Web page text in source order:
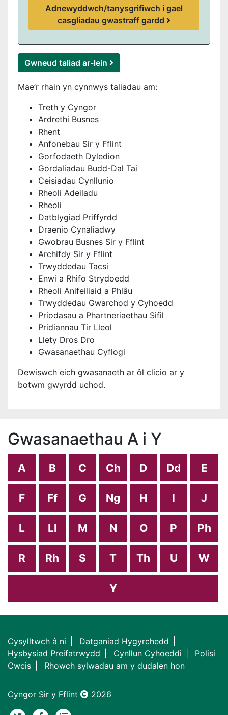
Adnewyddwch/tanysgrifiwch i gael
casgliadau gwastraff gardd
Gwneud taliad ar-lein
Mae’r rhain yn cynnwys taliadau am:
Treth y Cyngor
Ardrethi Busnes
Rhent
Anfonebau Sir y Fflint
Gorfodaeth Dyledion
Gordaliadau Budd-Dal Tai
Ceisiadau Cynllunio
Rheoli Adeiladu
Rheoli
Datblygiad Priffyrdd
Draenio Cynaliadwy
Gwobrau Busnes Sir y Fflint
Archifdy Sir y Fflint
Trwyddedau Tacsi
Enwi a Rhifo Strydoedd
Rheoli Anifeiliaid a Phlâu
Trwyddedau Gwarchod y Cyhoedd
Priodasau a Phartneriaethau Sifil
Pridiannau Tir Lleol
Llety Dros Dro
Gwasanaethau Cyflogi
Dewiswch eich gwasanaeth ar ôl clicio ar y
botwm gwyrdd uchod.
Gwasanaethau A i Y
A B C Ch D Dd E
F Ff G Ng H I J
L Ll M N O P Ph
R Rh S T Th U W
Y
Cysylltwch â ni
Datganiad Hygyrchedd
Hysbysiad Preifatrwydd
Cynllun Cyhoeddi
Polisi
Cwcis
Rhowch sylwadau am y dudalen hon
Cyngor Sir y Fflint 2026